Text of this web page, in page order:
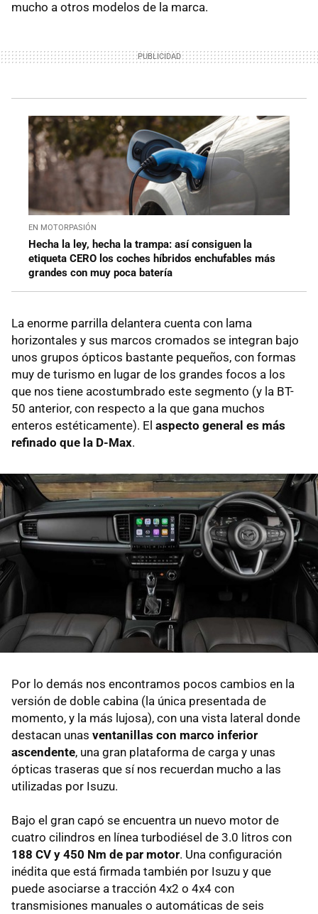
mucho a otros modelos de la marca.
EN MOTORPASIÓN
Hecha la ley, hecha la trampa: así consiguen la
etiqueta CERO los coches híbridos enchufables más
grandes con muy poca batería
La enorme parrilla delantera cuenta con lama
horizontales y sus marcos cromados se integran bajo
unos grupos ópticos bastante pequeños, con formas
muy de turismo en lugar de los grandes focos a los
que nos tiene acostumbrado este segmento (y la BT-
50 anterior, con respecto a la que gana muchos
enteros estéticamente). El aspecto general es más
refinado que la D-Max.
Por lo demás nos encontramos pocos cambios en la
versión de doble cabina (la única presentada de
momento, y la más lujosa), con una vista lateral donde
destacan unas ventanillas con marco inferior
ascendente, una gran plataforma de carga y unas
ópticas traseras que sí nos recuerdan mucho a las
utilizadas por Isuzu.
Bajo el gran capó se encuentra un nuevo motor de
cuatro cilindros en línea turbodiésel de 3.0 litros con
188 CV y 450 Nm de par motor. Una configuración
inédita que está firmada también por Isuzu y que
puede asociarse a tracción 4x2 o 4x4 con
transmisiones manuales o automáticas de seis